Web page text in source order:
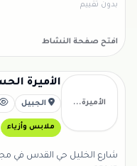
بدون تقييم
افتح صفحة النشاط
الأميرة...
الأميرة
الجبيل
ملابس وأزياء